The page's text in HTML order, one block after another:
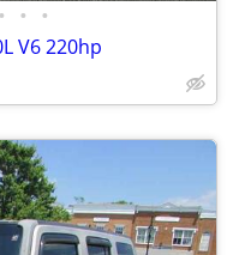
• • •
V6 220hp